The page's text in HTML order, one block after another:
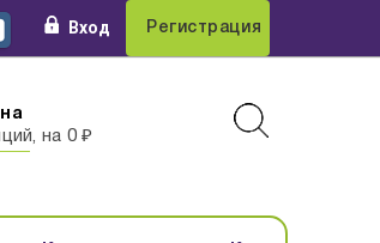
Вход Регистрация
на 0 ₽